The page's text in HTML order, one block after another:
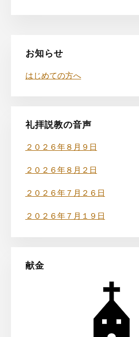
最
初
の
イ
ド
バ
ー
お知らせ
はじめての方へ
礼拝説教の音声
２０２６年８月９日
２０２６年８月２日
２０２６年７月２６日
２０２６年７月１９日
献金